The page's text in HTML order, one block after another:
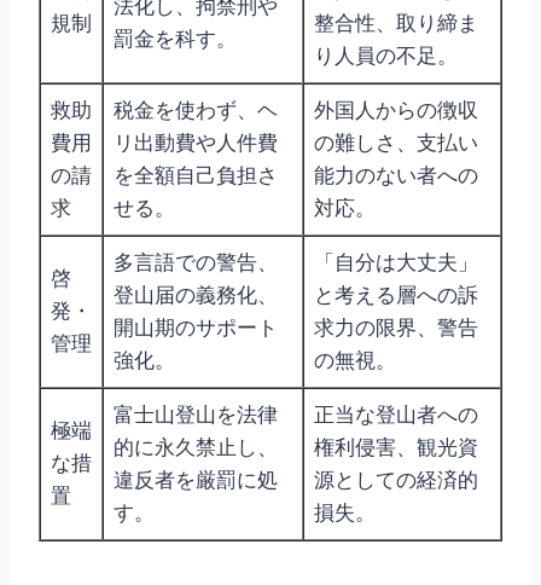
規制
法化し、拘禁刑や
罰金を科す。
整合性、取り締ま
り人員の不足。
救助
費用
の請
求
税金を使わず、ヘ
リ出動費や人件費
を全額自己負担さ
せる。
外国人からの徴収
の難しさ、支払い
能力のない者への
対応。
啓
発・
管理
多言語での警告、
登山届の義務化、
開山期のサポート
強化。
「自分は大丈夫」
と考える層への訴
求力の限界、警告
の無視。
極端
な措
置
富士山登山を法律
的に永久禁止し、
違反者を厳罰に処
す。
正当な登山者への
権利侵害、観光資
源としての経済的
損失。